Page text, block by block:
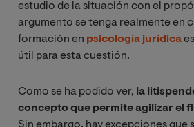
estudio de la situación con el
argumento se tenga realmente en
formación en psicología jurídica
útil para esta cuestión.
Como se ha podido ver, la
concepto que permite agilizar el